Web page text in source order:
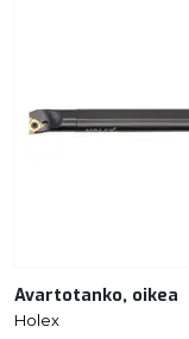
Avartotanko, oikea
Holex